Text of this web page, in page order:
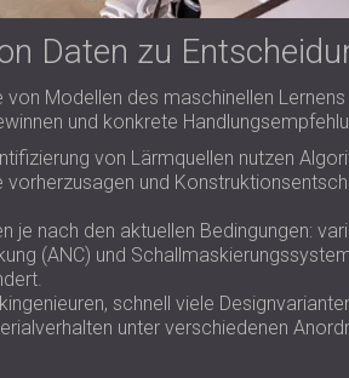
Daten zu
Modellen des maschinellen
und konkrete
von Lärmquellen nutzen
und
je nach den aktuellen Bedingungen:
(ANC) und
schnell viele
unter verschiedenen